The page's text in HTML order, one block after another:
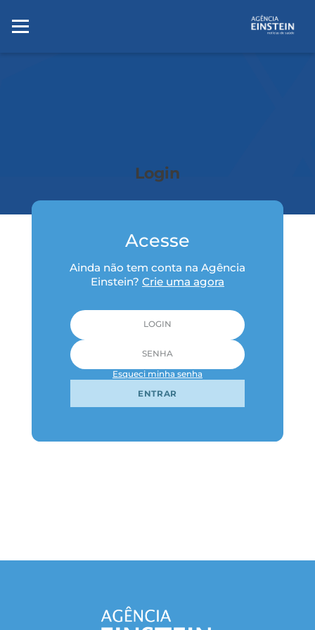
Login
Acesse
Ainda não tem conta na Agência
Einstein? Crie uma agora
Esqueci minha senha
ENTRAR